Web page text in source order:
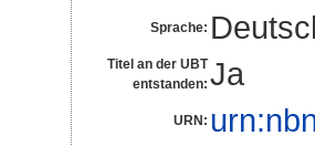
Sprache:
Titel an der UBT
entstanden: Ja
URN: